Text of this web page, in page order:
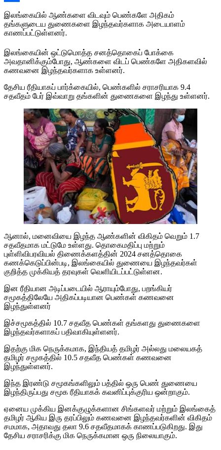
Share
இலங்கையில் ஆண்களை விடவும் பெண்களே அதிகம்
தங்களுடைய துணைகளை இழந்தவர்களாக அடையாளம்
காணப்பட்டுள்ளனர்.
இலங்கையின் ஒட்டுமொத்த சனத்தொகைப் போக்கை
அவதானிக்கும்போது, ஆண்களை விடப் பெண்களே அதிகளவில்
கணவனை இழந்தவர்களாக உள்ளனர்.
தேசிய ரீதியாகப் பார்க்கையில், பெண்களில் சராசரியாக 9.4
சதவீதம் பேர் இவ்வாறு தங்களின் துணைகளை இழந்து உள்ளனர்.
ஆனால், மனைவியை இழந்த ஆண்களின் விகிதம் வெறும் 1.7
சதவீதமாக மட்டுமே உள்ளது. தொகைமதிப்பு மற்றும்
புள்ளிவிபரவியல் திணைக்களத்தின் 2024 சனத்தொகை
கணக்கெடுப்பின்படி, இலங்கையில் துணையை இழந்தவர்கள்
குறித்த முக்கியத் தரவுகள் வெளியிடப்பட்டுள்ளன.
இன ரீதியான அடிப்படையில் ஆராயும்போது, பறங்கியர்
சமூகத்திலேயே அதிகப்படியான பெண்கள் கணவனை
இழந்துள்ளனர்
இச்சமூகத்தில் 10.7 சதவீத பெண்கள் தங்களது துணைகளை
இழந்தவர்களாகப் பதிவாகியுள்ளனர்.
இதற்கு மிக நெருக்கமாக, இந்தியத் தமிழர் அல்லது மலையகத்
தமிழர் சமூகத்தில் 10.5 சதவீத பெண்கள் கணவனை
இழந்துள்ளனர்.
இந்த இரண்டு சமூகங்களிலும் பத்தில் ஒரு பெண் துணையை
இழந்திருப்பது சமூக ரீதியாகக் கவனிப்புக்குரிய ஒன்றாகும்.
ஏனைய முக்கிய இனக்குழுக்களான சிங்களவர் மற்றும் இலங்கைத்
தமிழர் ஆகிய இரு தரப்பிலும் கணவனை இழந்தவர்களின் விகிதம்
சமமாக, அதாவது தலா 9.6 சதவீதமாகக் காணப்படுகிறது. இது
தேசிய சராசரிக்கு மிக நெருக்கமான ஒரு நிலையாகும்.